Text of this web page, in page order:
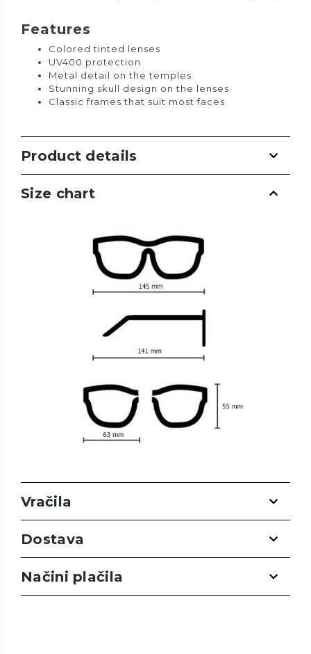
Features
Colored tinted lenses
UV400 protection
Metal detail on the temples
Stunning skull design on the lenses
Classic frames that suit most faces
Product details
Size chart
Vračila
Dostava
Načini plačila